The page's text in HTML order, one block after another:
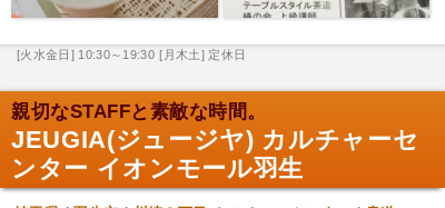
[火水金日] 10:30～19:30 [月木土] 定休日
親切なSTAFFと素敵な時間。
JEUGIA(ジュージヤ) カルチャーセ
ンター イオンモール羽生